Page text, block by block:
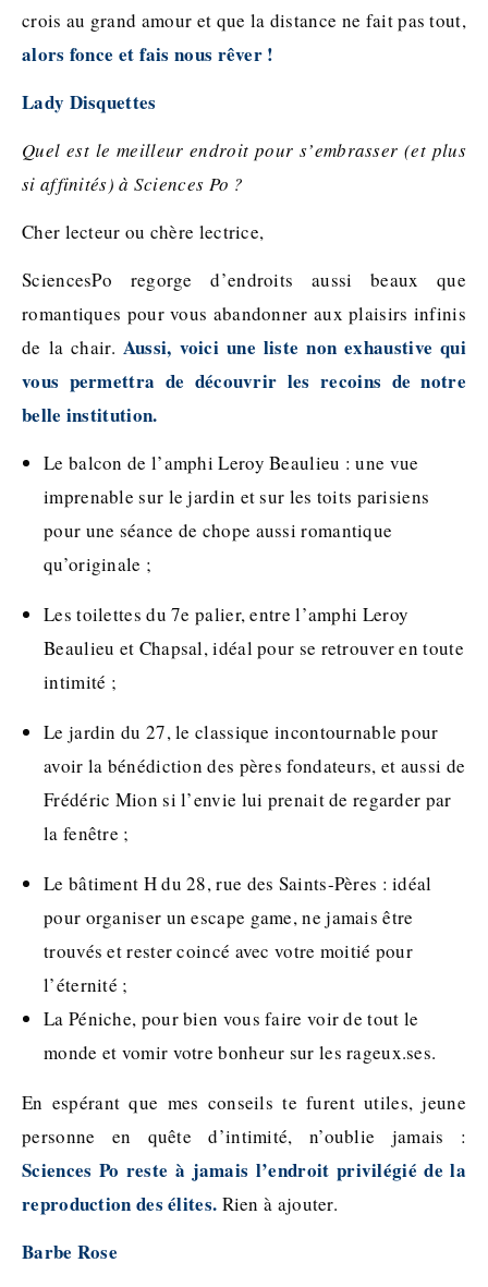
crois au grand amour et que la distance ne fait pas tout,
alors fonce et fais nous rêver !
Lady Disquettes
Quel est le meilleur endroit pour s’embrasser (et plus
si affinités) à Sciences Po ?
Cher lecteur ou chère lectrice,
SciencesPo regorge d’endroits aussi beaux que
romantiques pour vous abandonner aux plaisirs infinis
de la chair. Aussi, voici une liste non exhaustive qui
vous permettra de découvrir les recoins de notre
belle institution.
Le balcon de l’amphi Leroy Beaulieu : une vue
imprenable sur le jardin et sur les toits parisiens
pour une séance de chope aussi romantique
qu’originale ;
Les toilettes du 7e palier, entre l’amphi Leroy
Beaulieu et Chapsal, idéal pour se retrouver en toute
intimité ;
Le jardin du 27, le classique incontournable pour
avoir la bénédiction des pères fondateurs, et aussi de
Frédéric Mion si l’envie lui prenait de regarder par
la fenêtre ;
Le bâtiment H du 28, rue des Saints-Pères : idéal
pour organiser un escape game, ne jamais être
trouvés et rester coincé avec votre moitié pour
l’éternité ;
La Péniche, pour bien vous faire voir de tout le
monde et vomir votre bonheur sur les rageux.ses.
En espérant que mes conseils te furent utiles, jeune
personne en quête d’intimité, n’oublie jamais :
Sciences Po reste à jamais l’endroit privilégié de la
reproduction des élites. Rien à ajouter.
Barbe Rose